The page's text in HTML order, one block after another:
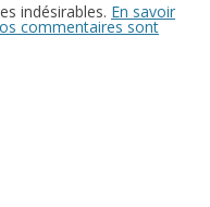
indésirables. En savoir
commentaires sont